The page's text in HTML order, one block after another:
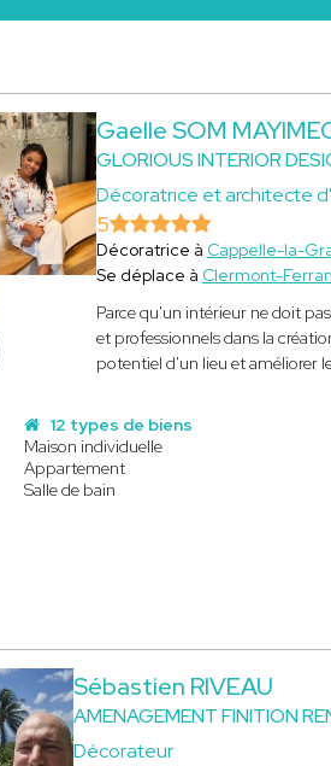
Gaelle SOM
GLORIOUS INTERIOR
Décoratrice et architecte
5
Décoratrice à Cappelle-la-
Se déplace à Clermont-
Parce qu'un intérieur ne doit
et professionnels dans la
potentiel d'un lieu et améliorer
12 types de biens
Maison individuelle
Appartement
Salle de bain
Sébastien RIVEAU
AMENAGEMENT FINITION
Décorateur